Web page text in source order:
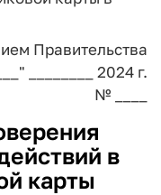
Правительства
________ 2024 г.
№ ____
в
карты